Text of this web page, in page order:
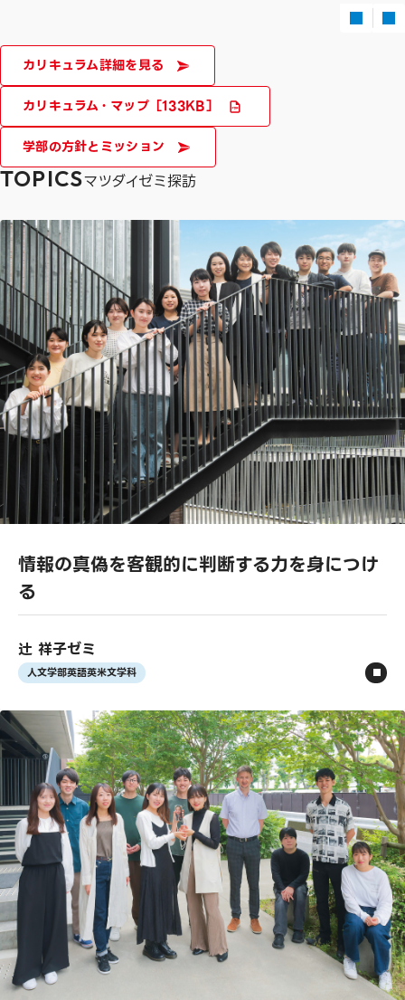
カリキュラム詳細を見る
カリキュラム・マップ［133KB］
学部の方針とミッション
TOPICSマツダイゼミ探訪
情報の真偽を客観的に判断する力を身につけ
る
辻 祥子ゼミ
人文学部英語英米文学科